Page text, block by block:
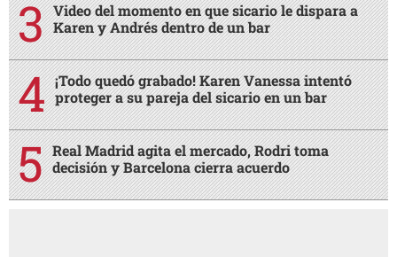
Video del momento en que sicario le dispara a
Karen y Andrés dentro de un bar
¡Todo quedó grabado! Karen Vanessa intentó
proteger a su pareja del sicario en un bar
Real Madrid agita el mercado, Rodri toma
decisión y Barcelona cierra acuerdo